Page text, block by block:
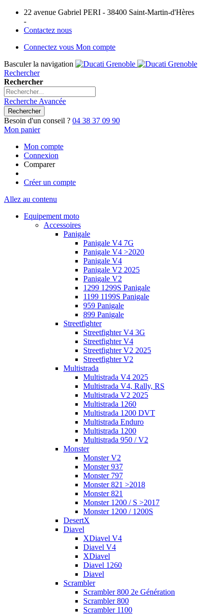
22 avenue Gabriel PERI - 38400 Saint-Martin-d'Hères
-
Contactez nous
Connectez vous Mon compte
Basculer la navigation
Rechercher
Rechercher
Recherche Avancée
Rechercher
Besoin d'un conseil ? 04 38 37 09 90
Mon panier
Mon compte
Connexion
Comparer
Créer un compte
Allez au contenu
Equipement moto
Accessoires
Panigale
Panigale V4 7G
Panigale V4 >2020
Panigale V4
Panigale V2 2025
Panigale V2
1299 1299S Panigale
1199 1199S Panigale
959 Panigale
899 Panigale
Streetfighter
Streetfighter V4 3G
Streetfighter V4
Streetfighter V2 2025
Streetfighter V2
Multistrada
Multistrada V4 2025
Multistrada V4, Rally, RS
Multistrada V2 2025
Multistrada 1260
Multistrada 1200 DVT
Multistrada Enduro
Multistrada 1200
Multistrada 950 / V2
Monster
Monster V2
Monster 937
Monster 797
Monster 821 >2018
Monster 821
Monster 1200 / S >2017
Monster 1200 / 1200S
DesertX
Diavel
XDiavel V4
Diavel V4
XDiavel
Diavel 1260
Diavel
Scrambler
Scrambler 800 2e Génération
Scrambler 800
Scrambler 1100